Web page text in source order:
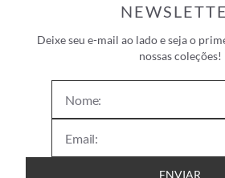
Deixe seu e-mail ao lado e seja o
nossas coleções!
ENVIAR